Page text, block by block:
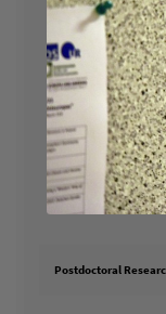
Postdoctoral